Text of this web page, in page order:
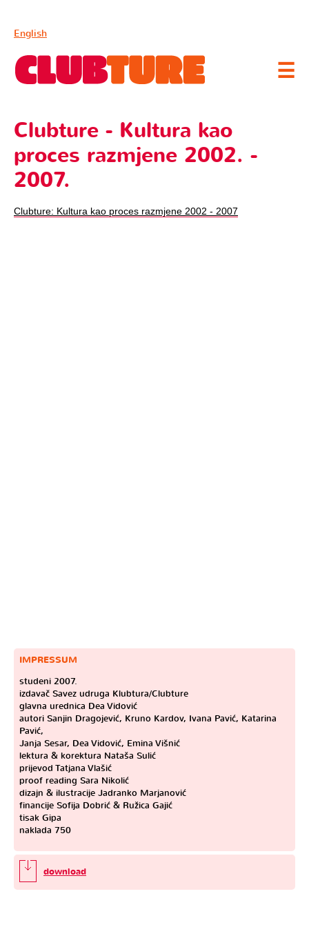
English
IMPRESSUM
studeni 2007.
izdavač Savez udruga Klubtura/Clubture
glavna urednica Dea Vidović
autori Sanjin Dragojević, Kruno Kardov, Ivana Pavić, Katarina
Pavić,
Janja Sesar, Dea Vidović, Emina Višnić
lektura & korektura Nataša Sulić
prijevod Tatjana Vlašić
proof reading Sara Nikolić
dizajn & ilustracije Jadranko Marjanović
financije Sofija Dobrić & Ružica Gajić
tisak Gipa
naklada 750
download
☰
Clubture - Kultura kao
proces razmjene 2002. -
2007.
Clubture: Kultura kao proces razmjene 2002 - 2007